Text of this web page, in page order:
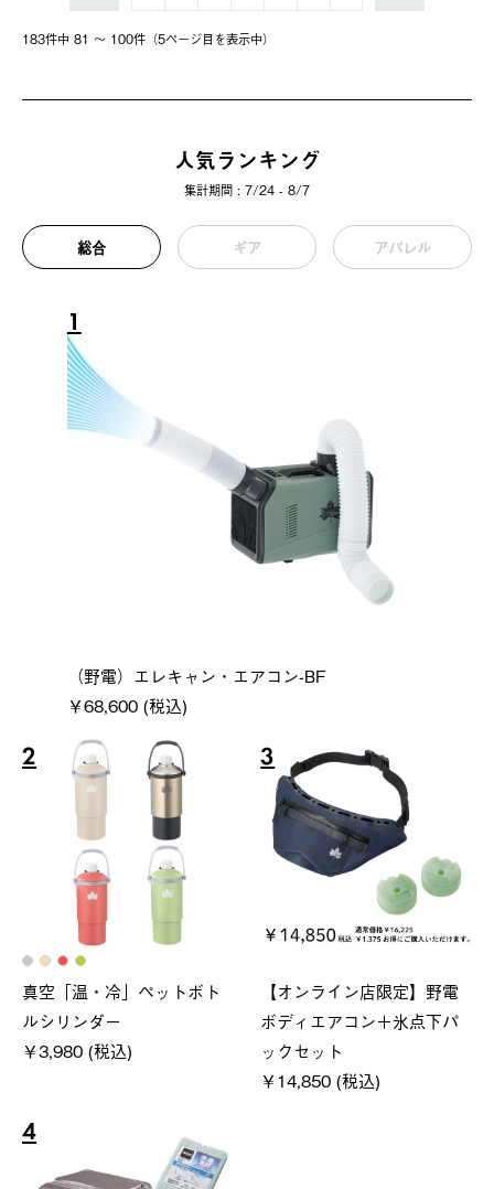
183件中 81 〜 100件（5ページ⽬を表⽰中）
人気ランキング
集計期間 : 7/24 - 8/7
総合 ギア アパレル
1
（野電）エレキャン・エアコン-BF
￥68,600 (税込)
2
真空「温・冷」ペットボト
ルシリンダー
￥3,980 (税込)
3
【オンライン店限定】野電
ボディエアコン＋氷点下パ
ックセット
￥14,850 (税込)
4